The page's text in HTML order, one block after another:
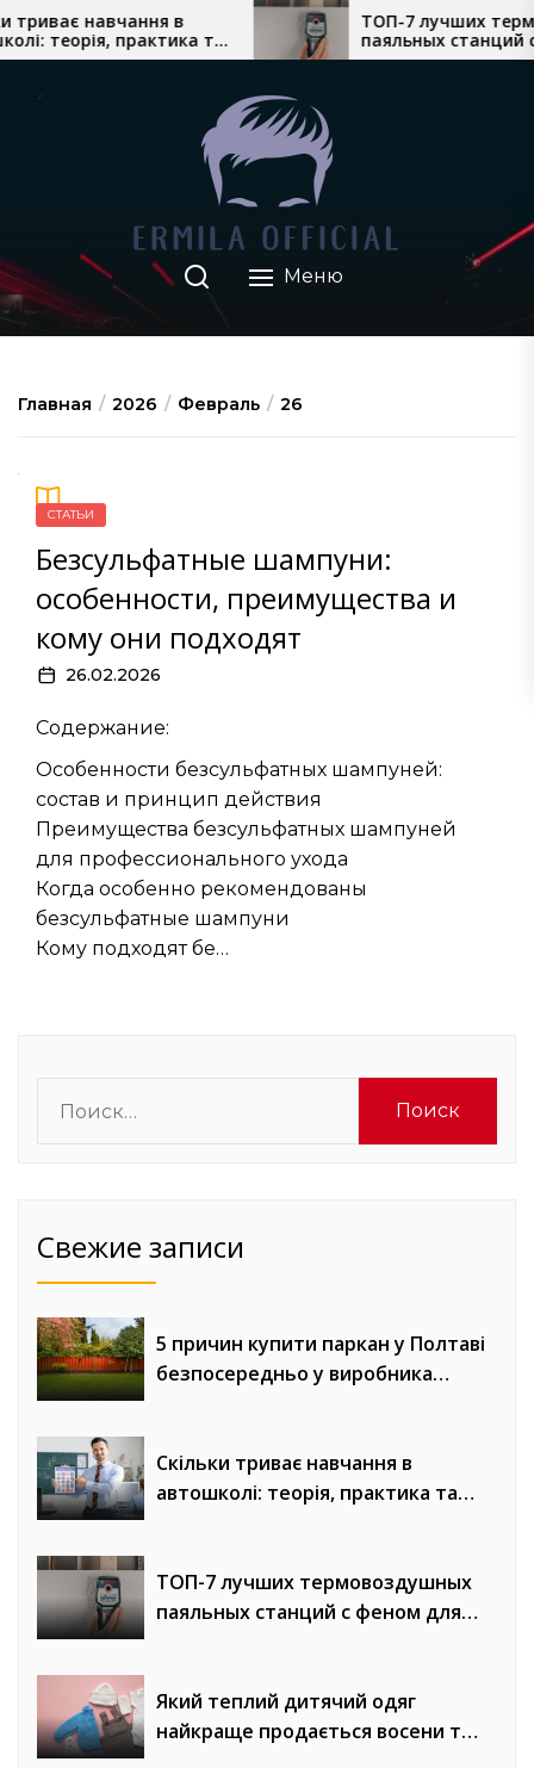
Перейти
к
навчання в
теорія, практика та
водіння
ТОП-7 лучших
паяльных станций с
сложного монтажа
Меню
Главная 2026 Февраль 26
СТАТЬИ
Безсульфатные шампуни:
особенности, преимущества и
кому они подходят
26.02.2026
Содержание:
Особенности безсульфатных шампуней:
состав и принцип действия
Преимущества безсульфатных шампуней
для профессионального ухода
Когда особенно рекомендованы
безсульфатные шампуни
Кому подходят бе…
Свежие записи
5 причин купити паркан у Полтаві
безпосередньо у виробника
Скільки триває навчання в
автошколі: теорія, практика та
ТОП-7 лучших термовоздушных
паяльных станций с феном для
Який теплий дитячий одяг
найкраще продається восени та